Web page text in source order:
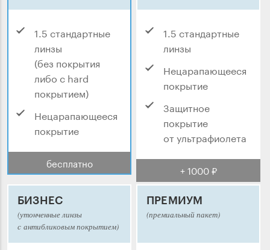
1.5 стандартные
линзы
(без покрытия
либо с hard
покрытием)
Нецарапающееся
покрытие
бесплатно
1.5 стандартные
линзы
Нецарапающееся
покрытие
Защитное
покрытие
от ультрафиолета
+ 1000 ₽
БИЗНЕС
(утонченные линзы
с антибликовым покрытием)
ПРЕМИУМ
(премиальный пакет)